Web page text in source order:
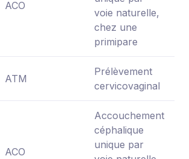
ACO
voie naturelle,
chez une
primipare
ATM
Prélèvement
cervicovaginal
ACO
Accouchement
céphalique
unique par